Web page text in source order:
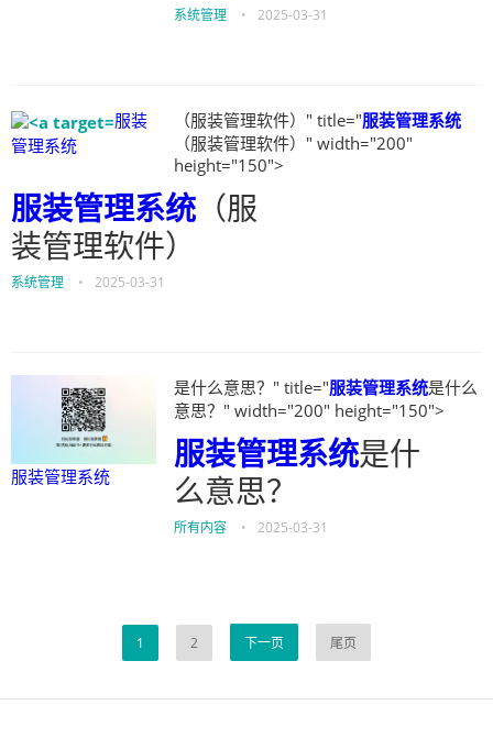
系统管理 • 2025-03-31
服装
管理系统
（服装管理软件）" title="服装管理系统
（服装管理软件）" width="200"
height="150">
服装管理系统 （服
装管理软件）
系统管理 • 2025-03-31
服装管理系统
是什么意思？" title="服装管理系统是什么
意思？" width="200" height="150">
服装管理系统是什
么意思？
所有内容 • 2025-03-31
1 2 下一页 尾页